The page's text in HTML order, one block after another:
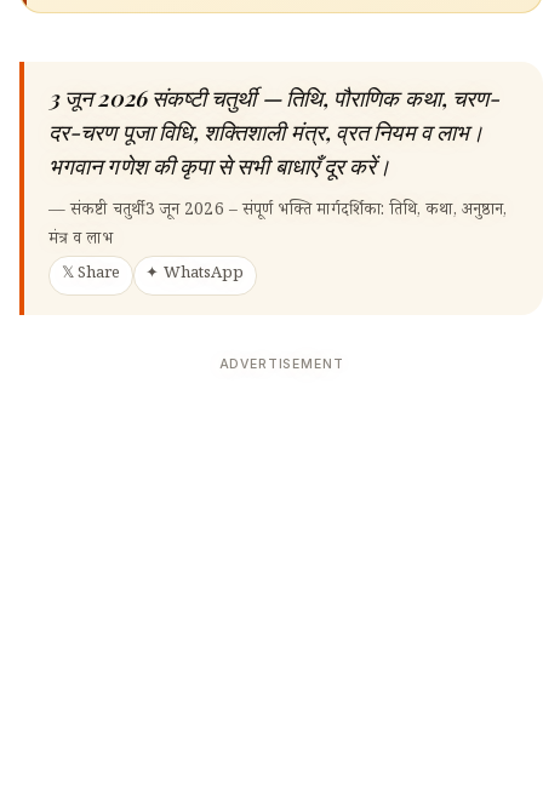
3 जून 2026 संकष्टी चतुर्थी — तिथि, पौराणिक कथा, चरण-
दर-चरण पूजा विधि, शक्तिशाली मंत्र, व्रत नियम व लाभ।
भगवान गणेश की कृपा से सभी बाधाएँ दूर करें।
—संकष्टी चतुर्थी 3 जून 2026 – संपूर्ण भक्ति मार्गदर्शिका: तिथि, कथा, अनुष्ठान,
मंत्र व लाभ
𝕏 Share ✦ WhatsApp
ADVERTISEMENT